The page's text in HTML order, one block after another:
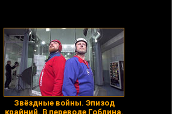
Звёздные войны. Эпизод
крайний. В переводе Гоблина.